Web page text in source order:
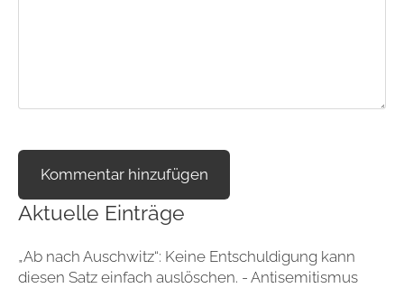
Aktuelle Einträge
„Ab nach Auschwitz“: Keine Entschuldigung kann
diesen Satz einfach auslöschen. - Antisemitismus